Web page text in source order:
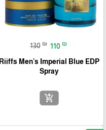
130 ₪ 110 ₪
Riiffs Men's Imperial Blue EDP
Spray
add_shopping_cart